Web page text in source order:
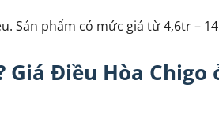
Sản phẩm có mức giá từ 4,6tr –
Điều Hòa Chigo